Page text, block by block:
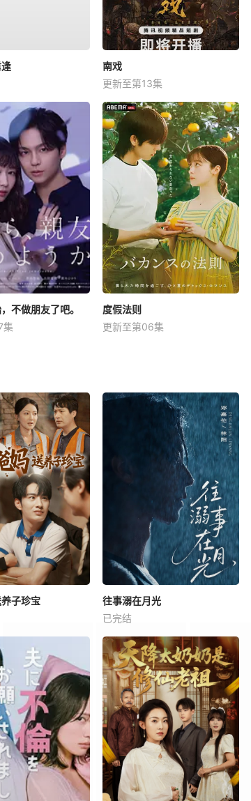
南戏
更新至第13集
不做朋友了吧。
集
度假法则
更新至第06集
子珍宝
往事溺在月光
已完结